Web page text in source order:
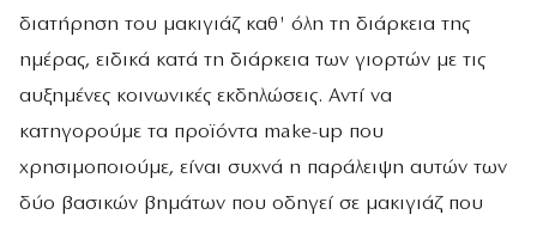
διατήρηση του μακιγιάζ καθ' όλη τη διάρκεια της
ημέρας, ειδικά κατά τη διάρκεια των γιορτών με τις
αυξημένες κοινωνικές εκδηλώσεις. Αντί να
κατηγορούμε τα προϊόντα make-up που
χρησιμοποιούμε, είναι συχνά η παράλειψη αυτών των
δύο βασικών βημάτων που οδηγεί σε μακιγιάζ που